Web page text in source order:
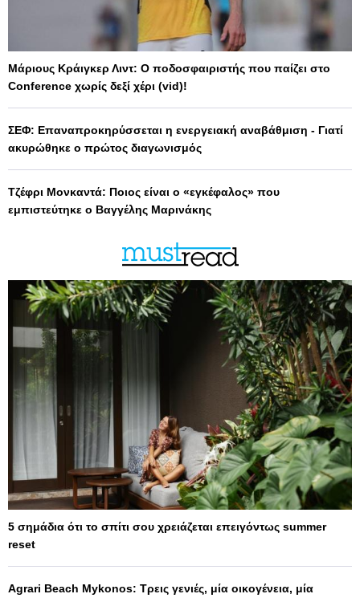
Μάριους Κράιγκερ Λιντ: Ο ποδοσφαιριστής που παίζει στο
Conference χωρίς δεξί χέρι (vid)!
ΣΕΦ: Επαναπροκηρύσσεται η ενεργειακή αναβάθμιση - Γιατί
ακυρώθηκε ο πρώτος διαγωνισμός
Τζέφρι Μονκαντά: Ποιος είναι ο «εγκέφαλος» που
εμπιστεύτηκε ο Βαγγέλης Μαρινάκης
5 σημάδια ότι το σπίτι σου χρειάζεται επειγόντως summer
reset
Agrari Beach Mykonos: Τρεις γενιές, μία οικογένεια, μία